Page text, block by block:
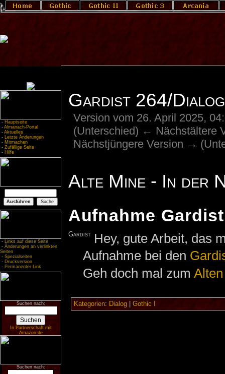
- Hauptseite
- Almanach-Portal
- Aktuelles
- Letzte Änderungen
- Mitmachen
- Zufällige Seite
- Hilfe
- Links auf diese Seite
- Änderungen an verlinkten
Seiten
- Spezialseiten
- Druckversion
- Permanenter Link
Suchen nach:
In Partnerschaft mit
Amazon.de
Suchen nach:
Gardist 264/
Version vom 26. April 2025,
(Unterschied) ← Nächstältere
Nächstjüngere Version →
Alte Mine - In der
Aufnahme Gardist
Gardist Hey, gute Arbeit, das
Aufnahme bei den
Geh doch mal zum
Kategorien: Dialog| Gothic I